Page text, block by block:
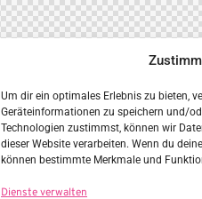
Um dir ein optimales Erlebnis zu bieten,
Geräteinformationen zu speichern und/
Technologien zustimmst, können wir
dieser Website verarbeiten. Wenn du
können bestimmte Merkmale und
Dienste verwalten